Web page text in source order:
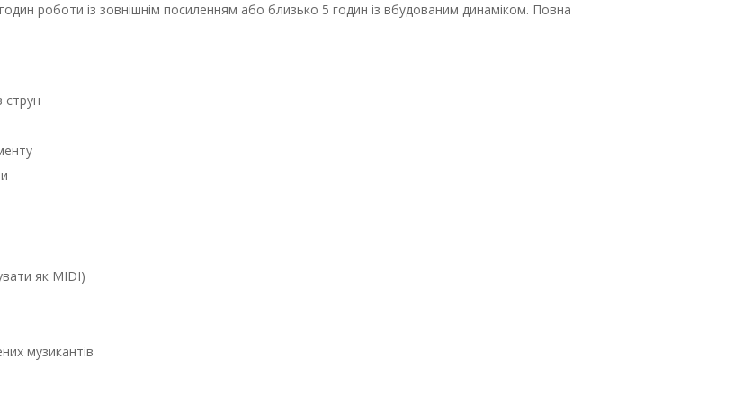
роботи із зовнішнім посиленням або близько 5 годин із вбудованим динаміком. Повна
струн
як MIDI)
музикантів